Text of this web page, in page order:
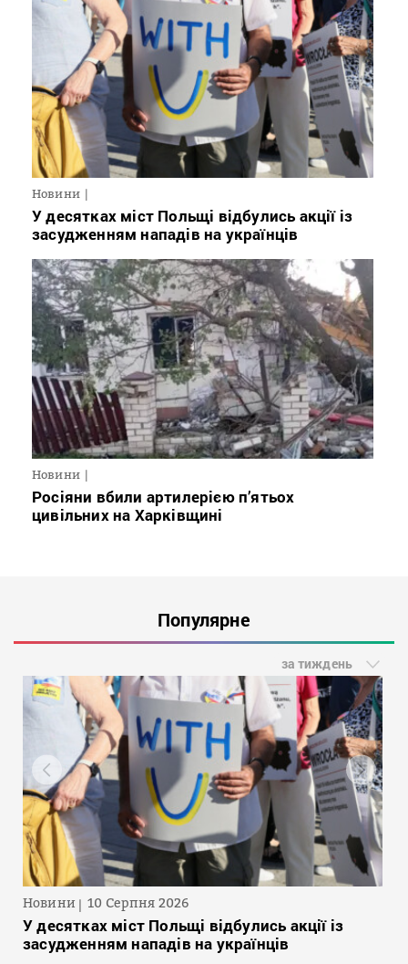
Новини
У десятках міст Польщі відбулись акції із
засудженням нападів на українців
Новини
Росіяни вбили артилерією п’ятьох
цивільних на Харківщині
Популярне
за тиждень
Новини 10 Серпня 2026
У десятках міст Польщі відбулись акції із
засудженням нападів на українців